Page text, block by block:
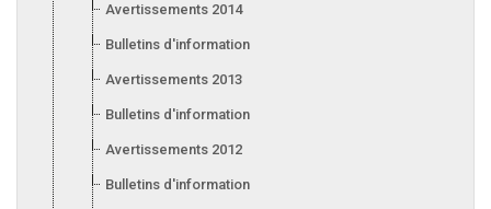
Avertissements 2014
Bulletins d'information 2014
Avertissements 2013
Bulletins d'information 2013
Avertissements 2012
Bulletins d'information 2012